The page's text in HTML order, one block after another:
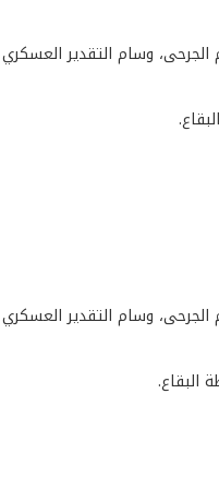
وسام التقدير العسكري
وسام التقدير العسكري